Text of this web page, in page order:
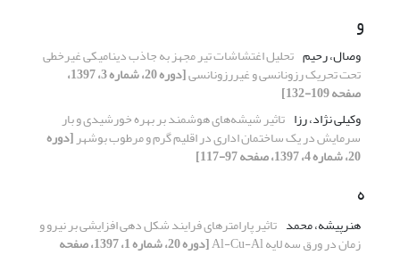
و
وصال، رحیم تحلیل اغتشاشات تیر مجهز به جاذب دینامیکی غیرخطی
تحت تحریک رزونانسی و غیررزونانسی [دوره 20، شماره 3، 1397،
صفحه 109-132]
وکیلی نژاد، رزا تاثیر شیشه‌های هوشمند بر بهره خورشیدی و بار
سرمایش در یک ساختمان اداری در اقلیم گرم و مرطوب بوشهر[دوره
20، شماره 4، 1397، صفحه 97-117]
ه
هنرپیشه، محمد تاثیر پارامترهای فرایند شکل دهی افزایشی بر نیرو و
زمان در ورق سه لایه Al-Cu-Al [دوره 20، شماره 1، 1397، صفحه